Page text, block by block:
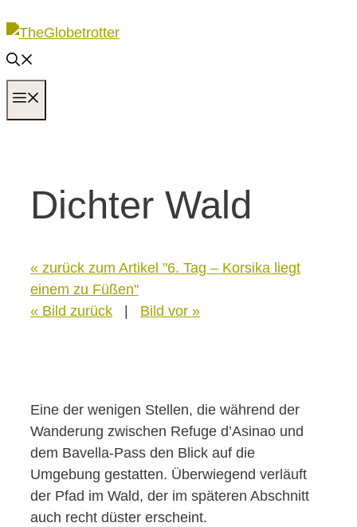
Inhalt
springen
Dichter Wald
« zurück zum Artikel "6. Tag – Korsika liegt
einem zu Füßen"
« Bild zurück
Bild vor »
Eine der wenigen Stellen, die während der
Wanderung zwischen Refuge d’Asinao und
dem Bavella-Pass den Blick auf die
Umgebung gestatten. Überwiegend verläuft
der Pfad im Wald, der im späteren Abschnitt
auch recht düster erscheint.